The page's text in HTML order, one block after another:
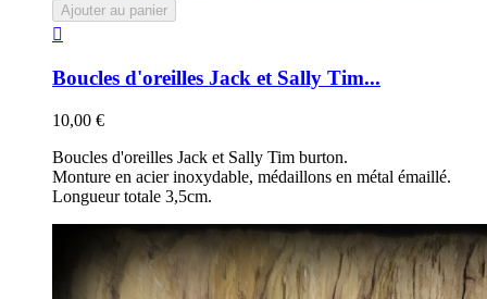
Ajouter au panier

Boucles d'oreilles Jack et Sally Tim...
10,00 €
Boucles d'oreilles Jack et Sally Tim burton.
Monture en acier inoxydable, médaillons en métal émaillé.
Longueur totale 3,5cm.